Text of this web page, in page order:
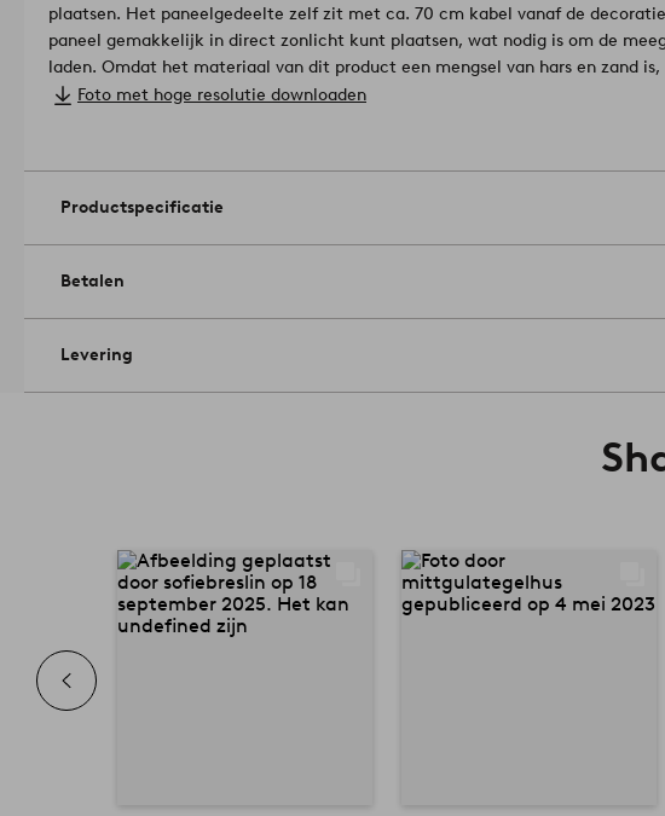
plaatsen. Het paneelgedeelte zelf zit met ca. 70 cm kabel vanaf de
paneel gemakkelijk in direct zonlicht kunt plaatsen, wat nodig is om de
laden. Omdat het materiaal van dit product een mengsel van hars en zand is,
kleurvariaties, verschillende grofheden in het zand en variatie in dikte zijn,
uniek uitziet. In de sandy serie hebben we ook pompoenen, bollen en een
Foto met hoge resolutie downloaden
Productspecificatie
Betalen
Levering